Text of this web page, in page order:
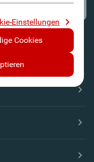
Einstellungen
Cookies